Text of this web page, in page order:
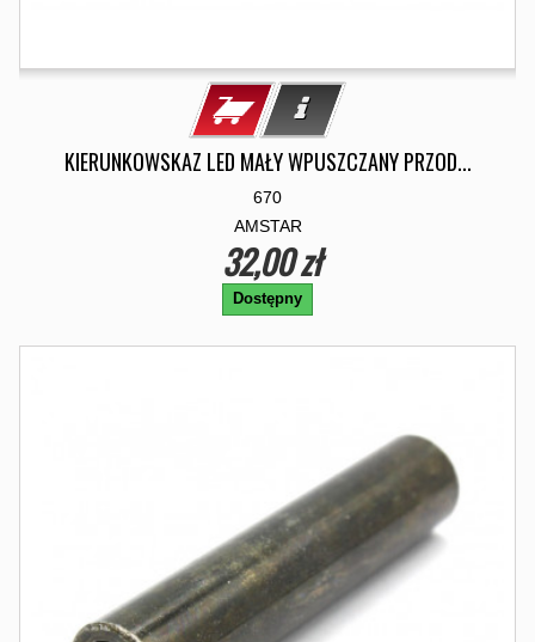
KIERUNKOWSKAZ LED MAŁY WPUSZCZANY PRZOD...
670
AMSTAR
32,00 zł
Dostępny